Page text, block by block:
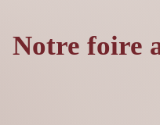
Notre foire